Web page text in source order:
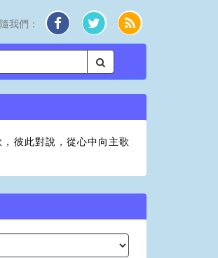
我們：
彼此對說，從心中向主歌